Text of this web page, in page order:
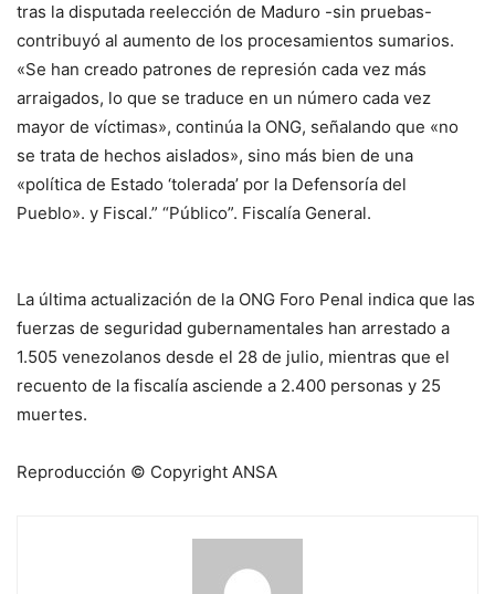
tras la disputada reelección de Maduro -sin pruebas-
contribuyó al aumento de los procesamientos sumarios.
«Se han creado patrones de represión cada vez más
arraigados, lo que se traduce en un número cada vez
mayor de víctimas», continúa la ONG, señalando que «no
se trata de hechos aislados», sino más bien de una
«política de Estado ‘tolerada’ por la Defensoría del
Pueblo». y Fiscal.” “Público”. Fiscalía General.
La última actualización de la ONG Foro Penal indica que las
fuerzas de seguridad gubernamentales han arrestado a
1.505 venezolanos desde el 28 de julio, mientras que el
recuento de la fiscalía asciende a 2.400 personas y 25
muertes.
Reproducción © Copyright ANSA